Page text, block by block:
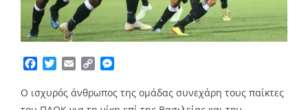
Facebook
TwitterEmailCopy
Ο ισχυρός άνθρωπος της ομάδας συνεχάρη τους παίκτες